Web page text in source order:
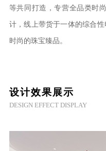
等共同打造，专营全品类时
计，线上带货于一体的综合
时尚的珠宝臻品。
设计效果展示
DESIGN EFFECT DISPLAY